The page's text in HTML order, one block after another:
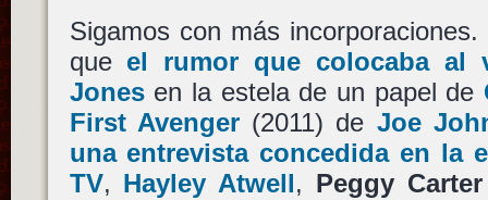
Sigamos con más
que el rumor que colocaba al
Jonesen la estela de un papel de
First Avenger(2011) de Joe
una entrevista concedida en la
TV, Hayley Atwell, Peggy Carter